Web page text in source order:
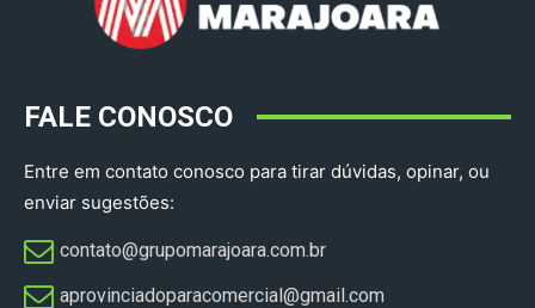
FALE CONOSCO
Entre em contato conosco para tirar dúvidas, opinar, ou
enviar sugestões:
contato@grupomarajoara.com.br
aprovinciadoparacomercial@gmail.com​